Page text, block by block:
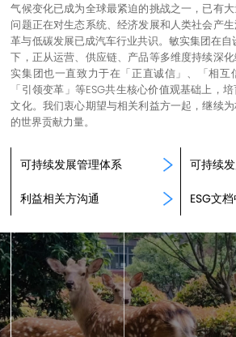
气候变化已成为全球最紧迫的挑战之一，已有
问题正在对生态系统、经济发展和人类社会产
革与低碳发展已成汽车行业共识。敏实集团在
下，正从运营、供应链、产品等多维度持续深
实集团也一直致力于在「正直诚信」、「相互
「引领变革」等ESG共生核心价值观基础上，
文化。我们衷心期望与相关利益方一起，继续
的世界贡献力量。
可持续发展管理体系 可持续
利益相关方沟通 ESG文